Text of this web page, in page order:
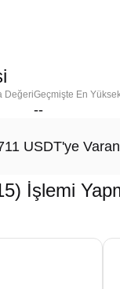
DeğeriGeçmişte En
--
USDT'ye
İşlemi